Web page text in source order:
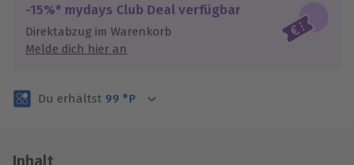
Jeder Gutschein für alle Erlebnisse einlösbar.
Maximale Sicherheit
3 Jahre gültig & verlängerbar.
-15%* mydays Club Deal verfügbar
Direktabzug im Warenkorb
Melde dich hier an
Du erhältst 99 °P